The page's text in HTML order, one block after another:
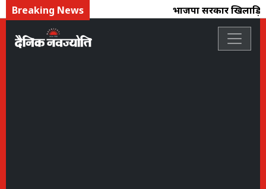
Breaking News भाजपा सरकार